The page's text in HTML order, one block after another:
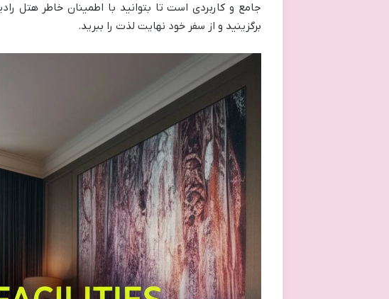
جامع و کاربردی است تا بتوانید با اطمینان خاطر هتل
برگزینید و از سفر خود نهایت لذت را ببرید.